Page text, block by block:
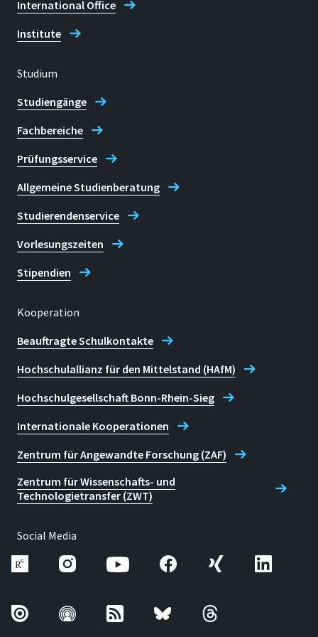
Maren Kahl
International Office
Institute
Studium
Studiengänge
Fachbereiche
Prüfungsservice
Allgemeine Studienberatung
Studierendenservice
Vorlesungszeiten
Stipendien
Kooperation
Beauftragte Schulkontakte
Hochschulallianz für den Mittelstand (HAfM)
Hochschulgesellschaft Bonn-Rhein-Sieg
Internationale Kooperationen
Zentrum für Angewandte Forschung (ZAF)
Zentrum für Wissenschafts- und
Technologietransfer (ZWT)
Social Media